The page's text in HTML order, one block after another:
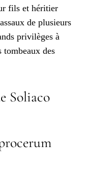
fils et héritier
de plusieurs
privilèges à
tombeaux des
Soliaco